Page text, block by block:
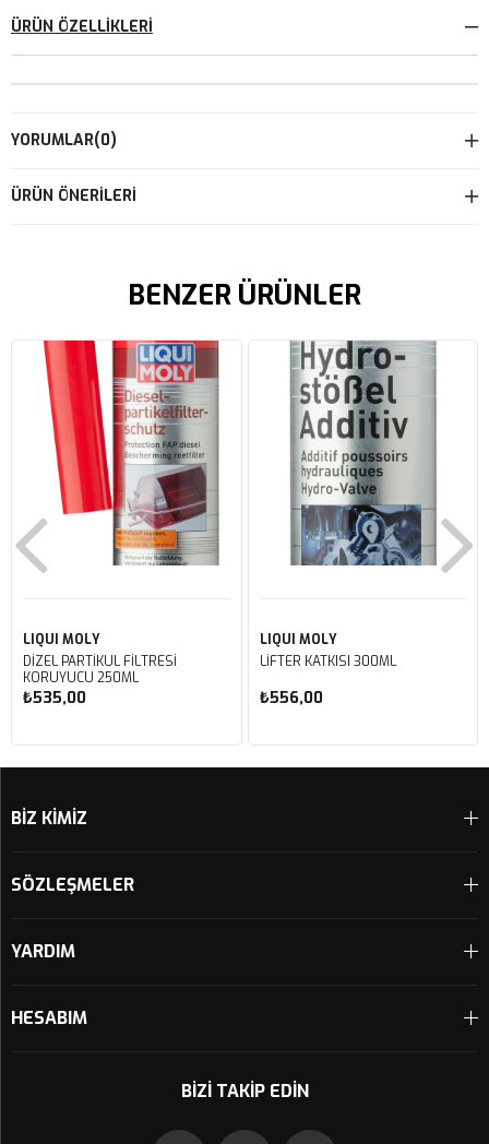
ÜRÜN ÖZELLIKLERI
YORUMLAR(0)
ÜRÜN ÖNERILERI
BENZER ÜRÜNLER
LIQUI MOLY
DİZEL PARTİKÜL FİLTRESİ
KORUYUCU 250ML
₺535,00
LIQUI MOLY
LİFTER KATKISI 300ML
₺556,00
BİZ KİMİZ
SÖZLEŞMELER
YARDIM
HESABIM
BIZI TAKIP EDIN